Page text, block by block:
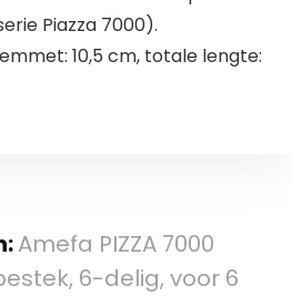
Piazza 7000).
10,5 cm, totale lengte:
Amefa PIZZA 7000
6-delig, voor 6